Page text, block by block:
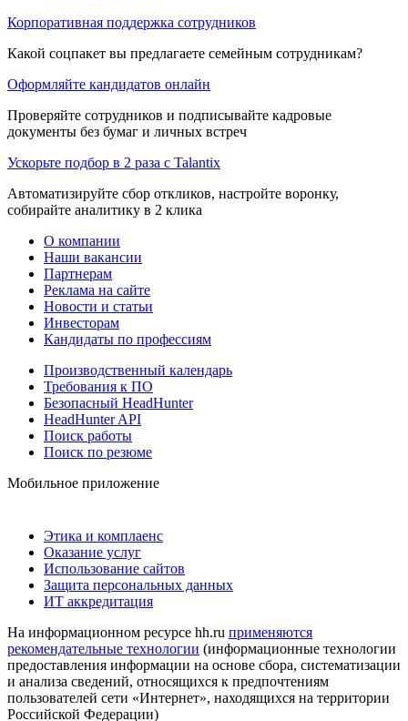
Корпоративная поддержка сотрудников
Какой соцпакет вы предлагаете семейным сотрудникам?
Оформляйте кандидатов онлайн
Проверяйте сотрудников и подписывайте кадровые
документы без бумаг и личных встреч
Ускорьте подбор в 2 раза с Talantix
Автоматизируйте сбор откликов, настройте воронку,
собирайте аналитику в 2 клика
О компании
Наши вакансии
Партнерам
Реклама на сайте
Новости и статьи
Инвесторам
Кандидаты по профессиям
Производственный календарь
Требования к ПО
Безопасный HeadHunter
HeadHunter API
Поиск работы
Поиск по резюме
Мобильное приложение
Этика и комплаенс
Оказание услуг
Использование сайтов
Защита персональных данных
ИТ аккредитация
На информационном ресурсе hh.ru применяются
рекомендательные технологии (информационные технологии
предоставления информации на основе сбора, систематизации
и анализа сведений, относящихся к предпочтениям
пользователей сети «Интернет», находящихся на территории
Российской Федерации)